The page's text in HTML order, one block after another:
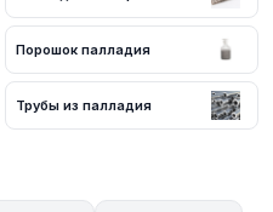
Порошок палладия
Трубы из палладия